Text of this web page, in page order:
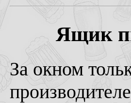
Ящик
За окном